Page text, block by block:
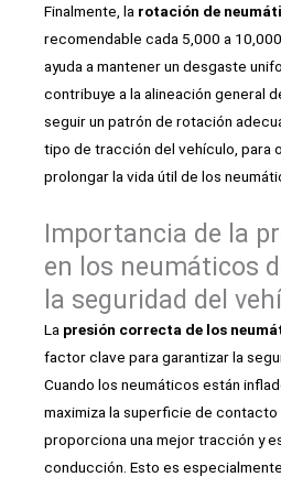
Finalmente, la rotación de
recomendable cada 5,000 a
ayuda a mantener un desgaste
contribuye a la alineación general
seguir un patrón de rotación
tipo de tracción del vehículo, para
prolongar la vida útil de los
Importancia de la
en los neumáticos
la seguridad del
La presión correcta de los
factor clave para garantizar la
Cuando los neumáticos están
maximiza la superficie de
proporciona una mejor tracción y
conducción. Esto es